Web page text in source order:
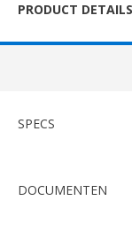
PRODUCT DETAILS
SPECS
DOCUMENTEN